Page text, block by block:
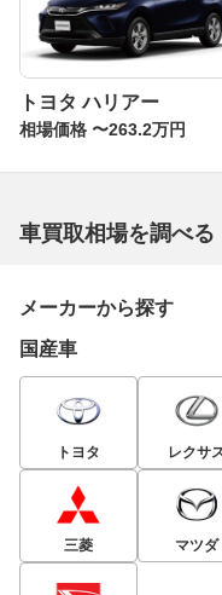
トヨタ ハリアー
相場価格 〜263.2万円
車買取相場を調べる
メーカーから探す
国産車
トヨタ レクサ
三菱 マツダ